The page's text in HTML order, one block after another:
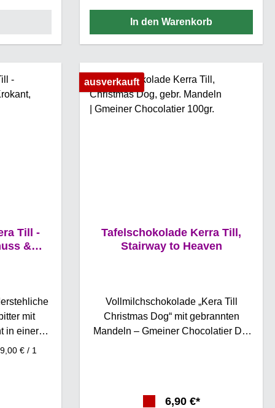
56%
enthält
In den Warenkorb
Till -
&
mit
von Kera
mit einem
€ / 1
ausverkauft
Tafelschokolade Kerra Till,
Stairway to Heaven
Vollmilchschokolade „Kera Till
Christmas Dog“ mit gebrannten
Mandeln – Gmeiner Chocolatier Die
festliche Stimmung perfekt einfängt.
6,90 €*